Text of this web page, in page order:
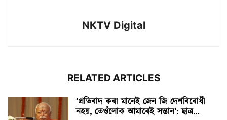
NKTV Digital
RELATED ARTICLES
‘প্ৰতিবাদ কৰা মানেই জেন জি দেশবিৰোধী
নহয়, তেওঁলোক আমাৰেই সন্তান’: ছাত্ৰ...